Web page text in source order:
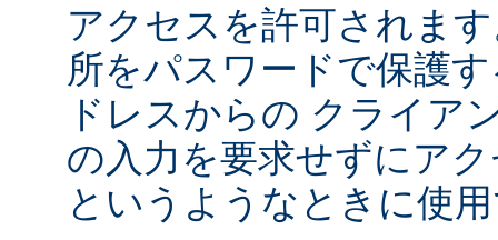
アクセスを許可されま
所をパスワードで保護
ドレスからの クライア
の入力を要求せずにア
というようなときに使